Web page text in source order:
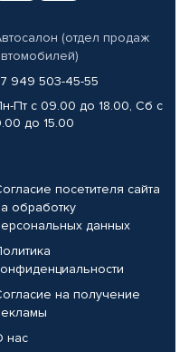
(отдел продаж
949 503-45-55
Пт с 09.00 до 18.00, Сб с
до 15.00
посетителя сайта
обработку
данных
на получение
нас